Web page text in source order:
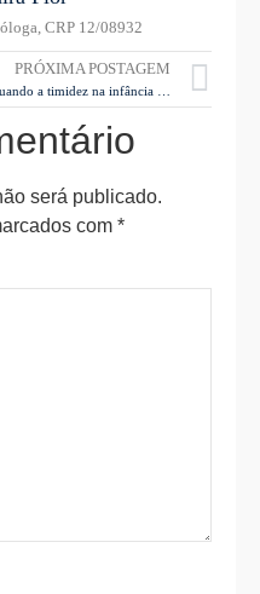
CRP 12/08932
PRÓXIMA POSTAGEM
será publicado.
com *